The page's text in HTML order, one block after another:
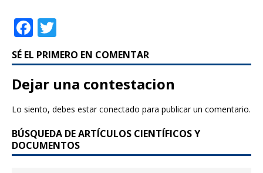
F
a
c
e
b
o
k
w
it
te
r
SÉ EL PRIMERO EN COMENTAR
Dejar una contestacion
Lo siento, debes estarconectado para publicar un comentario.
BÚSQUEDA DE ARTÍCULOS CIENTÍFICOS Y
DOCUMENTOS